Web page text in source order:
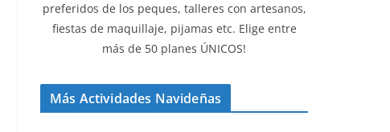
preferidos de los peques, talleres con artesanos,
fiestas de maquillaje, pijamas etc. Elige entre
más de 50 planes ÚNICOS!
Más Actividades Navideñas